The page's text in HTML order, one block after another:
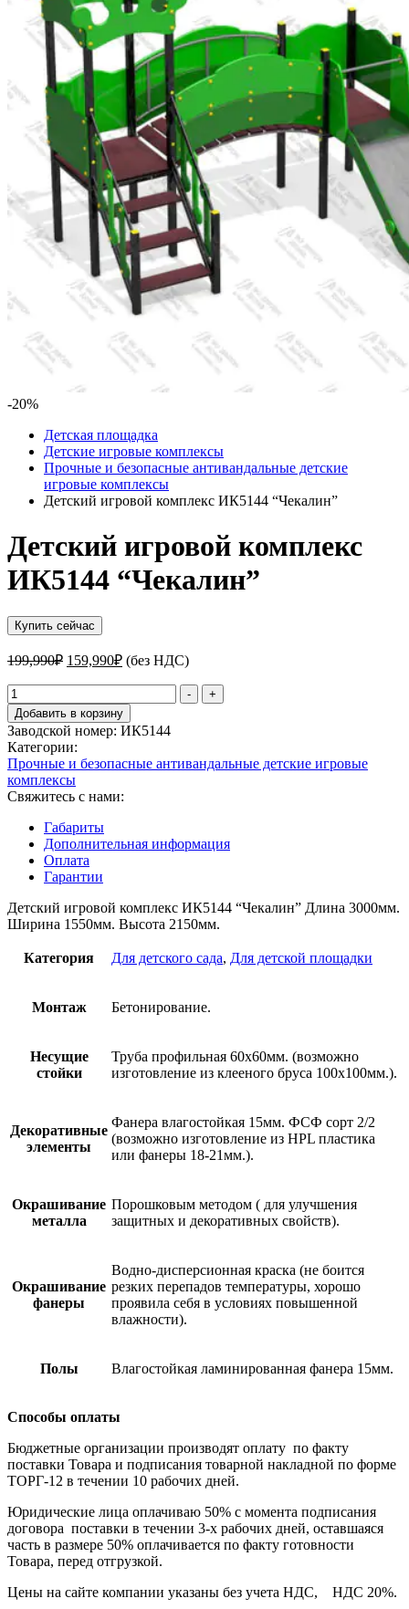
-20%
Детская площадка
Детские игровые комплексы
Прочные и безопасные антивандальные детские
игровые комплексы
Детский игровой комплекс ИК5144 “Чекалин”
Детский игровой комплекс
ИК5144 “Чекалин”
Купить сейчас
199,990₽ Первоначальная
составляла
199,990₽.
159,990₽Текущая
цена:
159,990₽.
(без НДС)
Количество
товара
Детский
игровой
комплекс
ИК5144
"Чекалин"
-
+
Добавить в корзину
Заводской номер: ИК5144
Категории:
Прочные и безопасные антивандальные детские игровые
комплексы
Свяжитесь с нами:
Габариты
Дополнительная информация
Оплата
Гарантии
Детский игровой комплекс ИК5144 “Чекалин” Длина 3000мм.
Ширина 1550мм. Высота 2150мм.
Категория Для детского сада, Для детской площадки
Монтаж Бетонирование.
Несущие
стойки
Труба профильная 60х60мм. (возможно
изготовление из клееного бруса 100х100мм.).
Декоративные
элементы
Фанера влагостойкая 15мм. ФСФ сорт 2/2
(возможно изготовление из HPL пластика
или фанеры 18-21мм.).
Окрашивание
металла
Порошковым методом ( для улучшения
защитных и декоративных свойств).
Окрашивание
фанеры
Водно-дисперсионная краска (не боится
резких перепадов температуры, хорошо
проявила себя в условиях повышенной
влажности).
Полы Влагостойкая ламинированная фанера 15мм.
Способы оплаты
Бюджетные организации производят оплату по факту
поставки Товара и подписания товарной накладной по форме
ТОРГ-12 в течении 10 рабочих дней.
Юридические лица оплачиваю 50% с момента подписания
договора поставки в течении 3-х рабочих дней, оставшаяся
часть в размере 50% оплачивается по факту готовности
Товара, перед отгрузкой.
Цены на сайте компании указаны без учета НДС, НДС 20%.